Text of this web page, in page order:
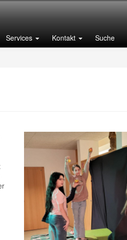
Services Kontakt Suche